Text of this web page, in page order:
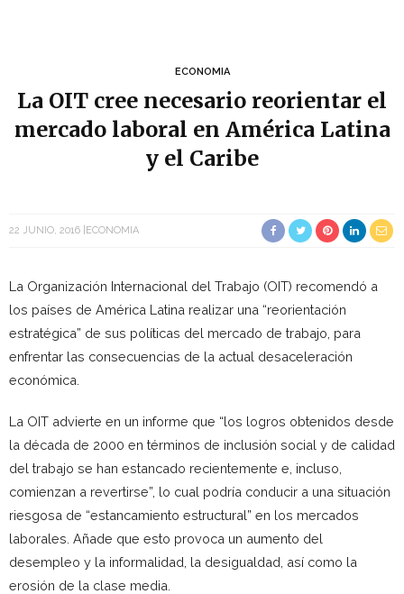
ECONOMIA
La OIT cree necesario reorientar el
mercado laboral en América Latina
y el Caribe
22 JUNIO, 2016 ECONOMIA
La Organización Internacional del Trabajo (OIT) recomendó a
los países de América Latina realizar una “reorientación
estratégica” de sus políticas del mercado de trabajo, para
enfrentar las consecuencias de la actual desaceleración
económica.
La OIT advierte en un informe que “los logros obtenidos desde
la década de 2000 en términos de inclusión social y de calidad
del trabajo se han estancado recientemente e, incluso,
comienzan a revertirse”, lo cual podría conducir a una situación
riesgosa de “estancamiento estructural” en los mercados
laborales. Añade que esto provoca un aumento del
desempleo y la informalidad, la desigualdad, así como la
erosión de la clase media.